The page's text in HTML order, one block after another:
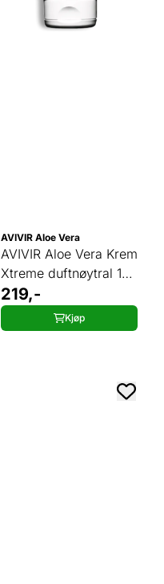
AVIVIR Aloe Vera
AVIVIR Aloe Vera Krem
Xtreme duftnøytral 150
ml
219,-
Kjøp